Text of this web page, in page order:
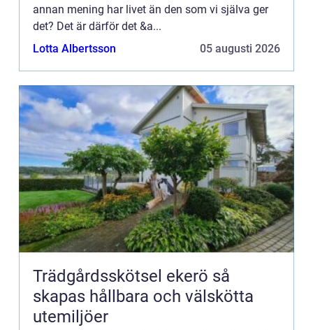
annan mening har livet än den som vi själva ger
det? Det är därför det &a...
Lotta Albertsson
05 augusti 2026
Trädgårdsskötsel ekerö så
skapas hållbara och välskötta
utemiljöer